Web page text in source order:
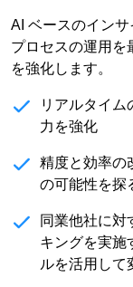
AI ベースのイン
プロセスの運用を
を強化します。
リアルタイ
力を強化
精度と効率の
の可能性を探
同業他社に対
キングを実施
ルを活用して